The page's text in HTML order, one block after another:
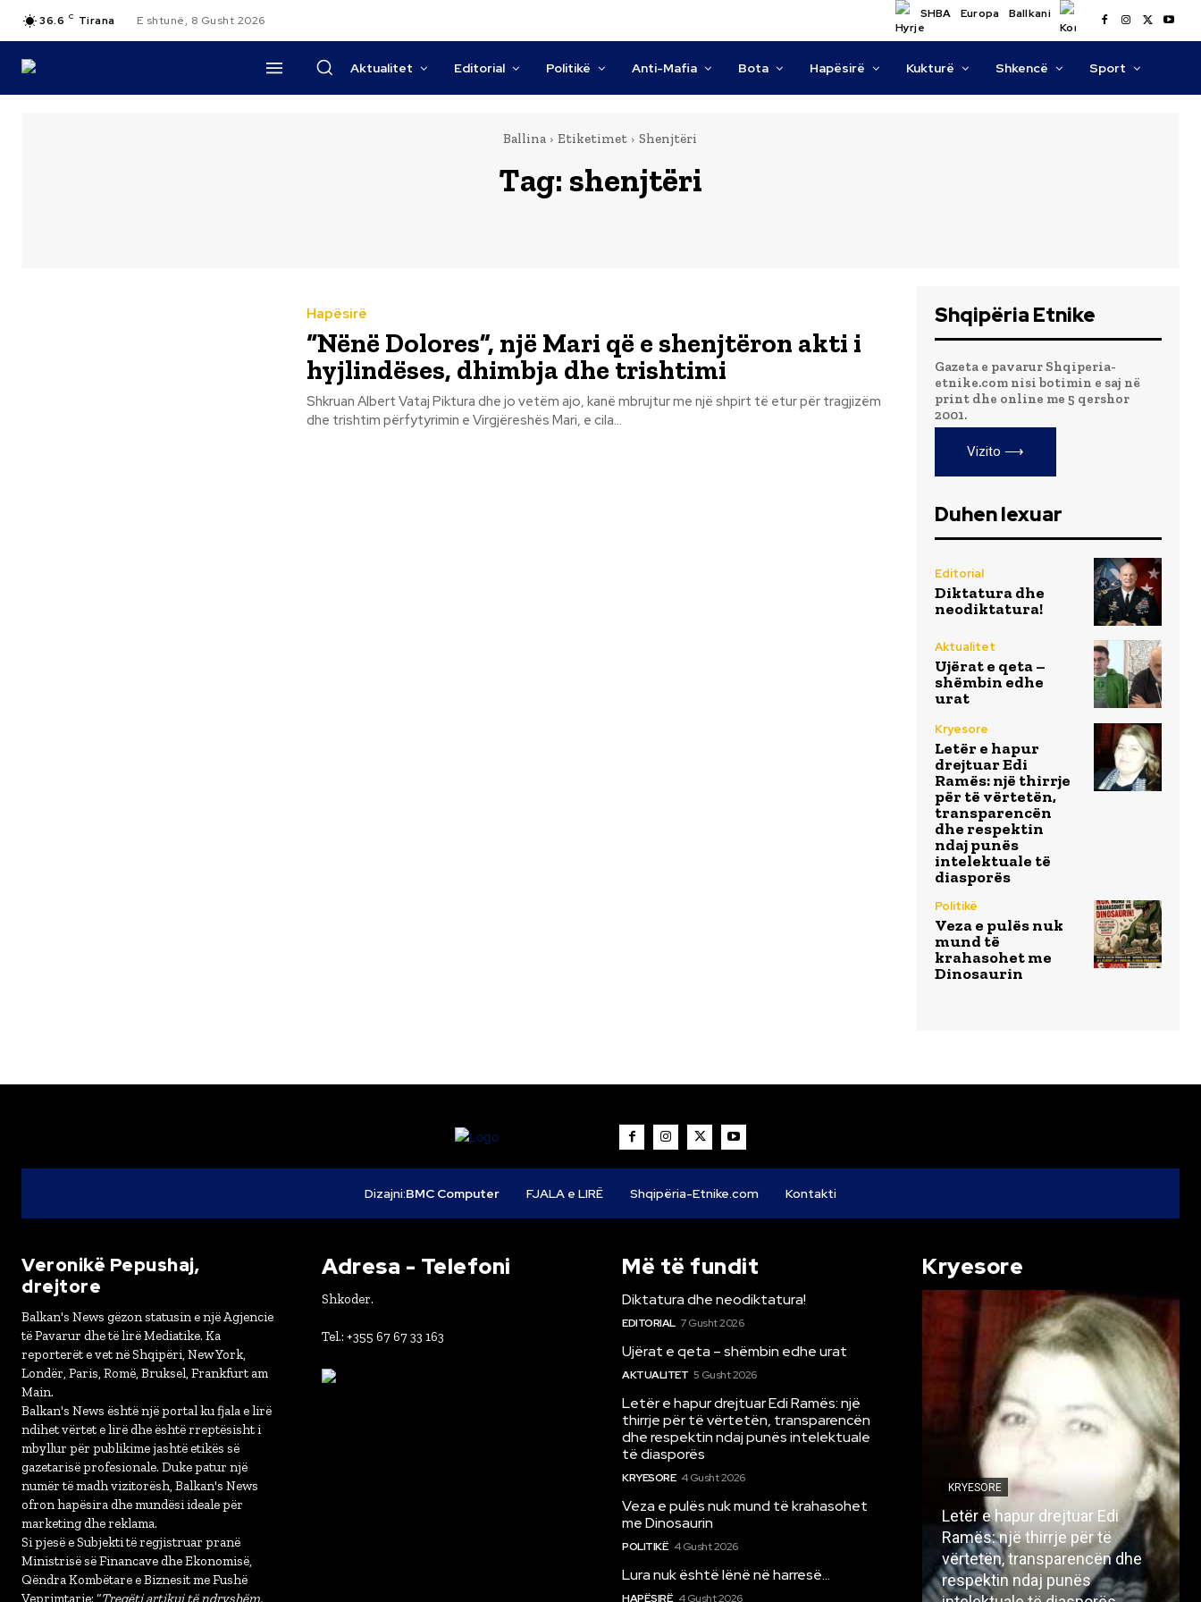
36.6 C Tirana E shtunë, 8 Gusht 2026 SHBA Europa Ballkani
Aktualitet Editorial Politikë Anti-Mafia Bota Hapësirë Kukturë Shkencë Sport
Ballina Etiketimet Shenjtëri
Tag: shenjtëri
Hapësirë
“Nënë Dolores”, një Mari që e shenjtëron akti i
hyjlindëses, dhimbja dhe trishtimi
Shkruan Albert Vataj Piktura dhe jo vetëm ajo, kanë mbrujtur me një shpirt të etur për tragjizëm
dhe trishtim përfytyrimin e Virgjëreshës Mari, e cila...
Shqipëria Etnike
Gazeta e pavarur Shqiperia-
etnike.com nisi botimin e saj në
print dhe online me 5 qershor
2001.
Vizito ⟶
Duhen lexuar
Editorial
Diktatura dhe
neodiktatura!
Aktualitet
Ujërat e qeta –
shëmbin edhe
urat
Kryesore
Letër e hapur
drejtuar Edi
Ramës: një thirrje
për të vërtetën,
transparencën
dhe respektin
ndaj punës
intelektuale të
diasporës
Politikë
Veza e pulës nuk
mund të
krahasohet me
Dinosaurin
Dizajni:BMC Computer FJALA e LIRË Shqipëria-Etnike.com Kontakti
Veronikë Pepushaj,
drejtore
Balkan's News gëzon statusin e një Agjencie
të Pavarur dhe të lirë Mediatike. Ka
reporterët e vet në Shqipëri, New York,
Londër, Paris, Romë, Bruksel, Frankfurt am
Main.
Balkan's News është një portal ku fjala e lirë
ndihet vërtet e lirë dhe është rreptësisht i
mbyllur për publikime jashtë etikës së
gazetarisë profesionale. Duke patur një
numër të madh vizitorësh, Balkan's News
ofron hapësira dhe mundësi ideale për
marketing dhe reklama.
Si pjesë e Subjekti të regjistruar pranë
Ministrisë së Financave dhe Ekonomisë,
Qëndra Kombëtare e Biznesit me Fushë
Veprimtarie: “Tregëti artikuj të ndryshëm,
Adresa - Telefoni
Shkoder.
Tel.: +355 67 67 33 163
Më të fundit
Diktatura dhe neodiktatura!
EDITORIAL 7 Gusht 2026
Ujërat e qeta – shëmbin edhe urat
AKTUALITET 5 Gusht 2026
Letër e hapur drejtuar Edi Ramës: një
thirrje për të vërtetën, transparencën
dhe respektin ndaj punës intelektuale
të diasporës
KRYESORE 4 Gusht 2026
Veza e pulës nuk mund të krahasohet
me Dinosaurin
POLITIKË 4 Gusht 2026
Lura nuk është lënë në harresë…
HAPËSIRË 4 Gusht 2026
Kryesore
KRYESORE
Letër e hapur drejtuar Edi
Ramës: një thirrje për të
vërtetën, transparencën dhe
respektin ndaj punës